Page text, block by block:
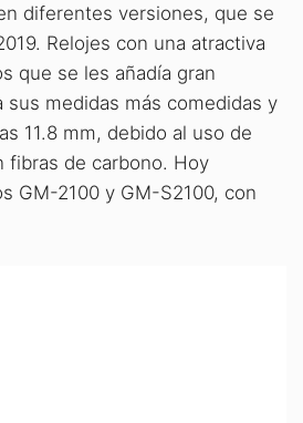
diferentes versiones, que se
Relojes con una atractiva
que se les añadía gran
sus medidas más comedidas y
11.8 mm, debido al uso de
fibras de carbono. Hoy
GM-2100 y GM-S2100, con